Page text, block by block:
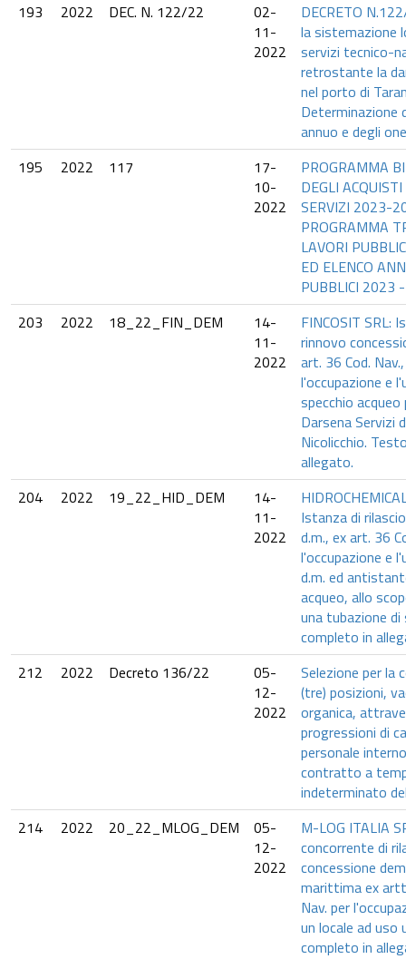
193
2022 DEC. N. 122/22
02-
11-
2022
DECRETO
la sistemazione
servizi tecnico-
retrostante la
nel porto di
Determinazione
annuo e degli
195
2022 117
17-
10-
2022
PROGRAMMA
DEGLI
SERVIZI 2023-
PROGRAMMA
LAVORI
ED ELENCO
PUBBLICI 2023
203
2022 18_22_FIN_DEM
14-
11-
2022
FINCOSIT SRL:
rinnovo
art. 36 Cod.
l'occupazione e
specchio
Darsena Servizi
Nicolicchio.
allegato.
204
2022 19_22_HID_DEM
14-
11-
2022
Istanza di
d.m., ex art. 36
l'occupazione e
d.m. ed
acqueo, allo
una tubazione
completo in
212
2022 Decreto 136/22
05-
12-
2022
Selezione per la
(tre) posizioni,
organica,
progressioni di
personale
contratto a
indeterminato
214
2022 20_22_MLOG_DEM
05-
12-
2022
M-LOG ITALIA
concorrente di
concessione
marittima ex
Nav. per
un locale ad
completo in